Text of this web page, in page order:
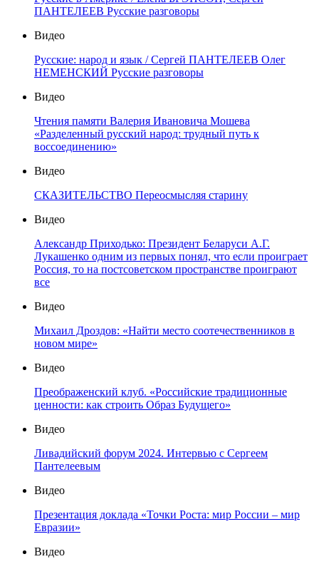
ПАНТЕЛЕЕВ Русские разговоры
Видео
Русские: народ и язык / Сергей ПАНТЕЛЕЕВ Олег
НЕМЕНСКИЙ Русские разговоры
Видео
Чтения памяти Валерия Ивановича Мошева
«Разделенный русский народ: трудный путь к
воссоединению»
Видео
СКАЗИТЕЛЬСТВО Переосмысляя старину
Видео
Александр Приходько: Президент Беларуси А.Г.
Лукашенко одним из первых понял, что если проиграет
Россия, то на постсоветском пространстве проиграют
все
Видео
Михаил Дроздов: «Найти место соотечественников в
новом мире»
Видео
Преображенский клуб. «Российские традиционные
ценности: как строить Образ Будущего»
Видео
Ливадийский форум 2024. Интервью с Сергеем
Пантелеевым
Видео
Презентация доклада «Точки Роста: мир России – мир
Евразии»
Видео